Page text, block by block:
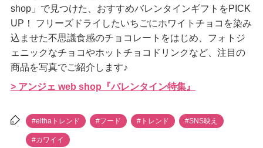
shop」で見つけた、おすすめバレンタインギフトをPICK
UP！ フリーズドライしたいちごにホワイトチョコを染み
込ませた不思議食感のチョコレートをはじめ、フォトジ
ェニックなチョコやホットチョコドリンクなど、注目の
商品を写真でご紹介します♪
> アンジェ web shop『バレンタイン特集』
#elthaトレンド #フード #トレンド #SNS映え
#カワイイ